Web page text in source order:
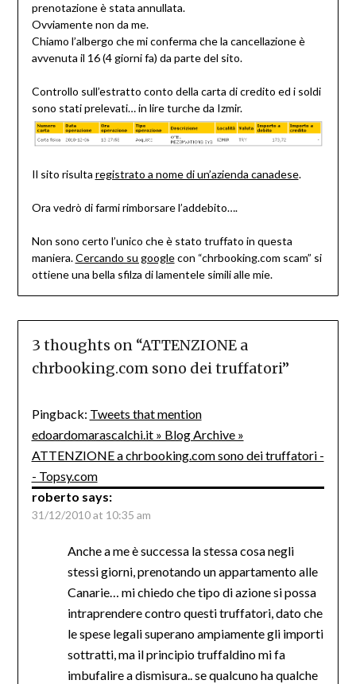
prenotazione è stata annullata.
Ovviamente non da me.
Chiamo l’albergo che mi conferma che la cancellazione è
avvenuta il 16 (4 giorni fa) da parte del sito.
Controllo sull’estratto conto della carta di credito ed i soldi
sono stati prelevati… in lire turche da Izmir.
Il sito risulta registrato a nome di un’azienda canadese.
Ora vedrò di farmi rimborsare l’addebito….
Non sono certo l’unico che è stato truffato in questa
maniera.Cercando su googlecon “chrbooking.com scam” si
ottiene una bella sfilza di lamentele simili alle mie.
3 thoughts on “ATTENZIONE a
chrbooking.com sono dei truffatori”
Pingback: Tweets that mention
edoardomarascalchi.it » Blog Archive »
ATTENZIONE a chrbooking.com sono dei truffatori -
- Topsy.com
roberto says:
31/12/2010 at 10:35 am
Anche a me è successa la stessa cosa negli
stessi giorni, prenotando un appartamento alle
Canarie… mi chiedo che tipo di azione si possa
intraprendere contro questi truffatori, dato che
le spese legali superano ampiamente gli importi
sottratti, ma il principio truffaldino mi fa
imbufalire a dismisura.. se qualcuno ha qualche